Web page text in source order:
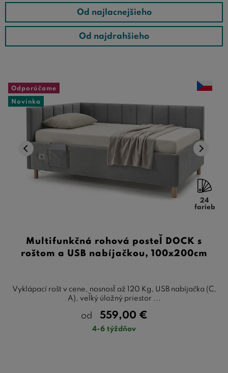
a vysokých postelí o rozmeroch 100x200 cm a užite si
kvalitný spánok ako nikdy predtým!
Od najlacnejšieho
Od najdrahšieho
Odporúčame
Novinka
24
farieb
Multifunkčná rohová posteľ DOCK s
roštom a USB nabíjačkou, 100x200cm
Vyklápací rošt v cene, nosnosť až 120 Kg, USB nabíjačka (C,
A), veľký úložný priestor ...
od 559,00 €
4-6 týždňov